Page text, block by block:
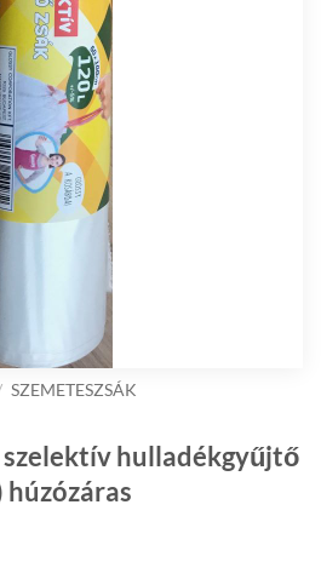
SZEMETESZSÁK
szelektív hulladékgyűjtő
húzózáras